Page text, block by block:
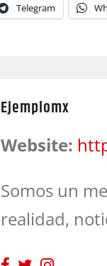
Telegram
Ejemplomx
Website:
Somos un
realidad,